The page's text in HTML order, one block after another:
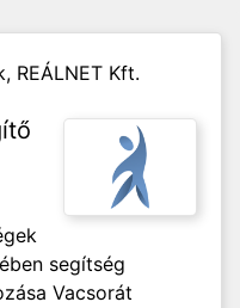
REÁLNET Kft.
segítség
Vacsorát